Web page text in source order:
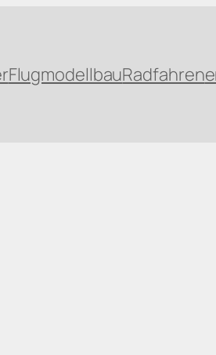
FlugmodellbauRadfahren